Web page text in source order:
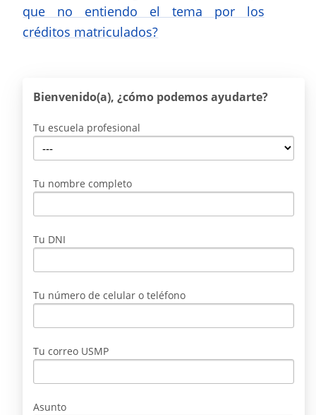
que no entiendo el tema por los
créditos matriculados?
Bienvenido(a), ¿cómo podemos ayudarte?
Tu escuela profesional
Tu nombre completo
Tu DNI
Tu número de celular o teléfono
Tu correo USMP
Asunto